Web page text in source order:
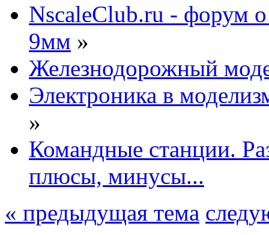
NscaleClub.ru - форум
9мм »
Железнодорожный
Электроника в
»
Командные станции.
плюсы, минусы...
« предыдущая тема